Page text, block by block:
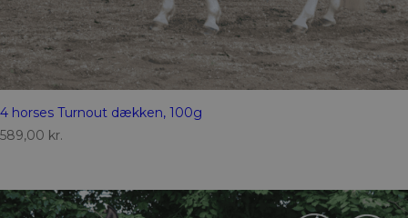
4 horses Turnout dækken, 100g
589,00 kr.